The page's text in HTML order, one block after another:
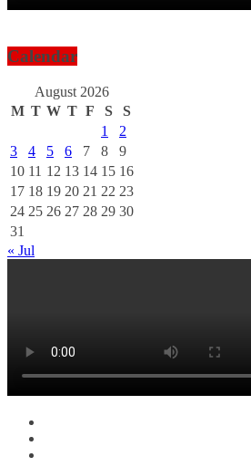
Calendar
August 2026
M T W T F S
S
1
2
3
4 5 6 7 8
9
10 11 12 13 14 15 16
17 18 19 20 21 22 23
24 25 26 27 28 29 30
31
« Jul